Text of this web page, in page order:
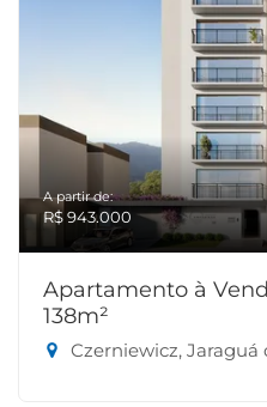
A partir de:
R$ 943.000
Apartamento à
138m²
Czerniewicz, Jaraguá